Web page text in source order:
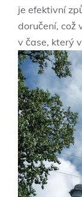
je efektivní
doručení, což
v čase, který